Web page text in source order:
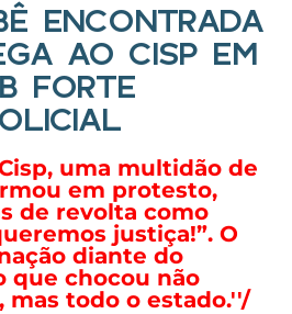
ENCONTRADA
AO CISP EM
FORTE
uma multidão de
em protesto,
de revolta como
justiça!”. O
diante do
que chocou não
mas todo o estado.''/